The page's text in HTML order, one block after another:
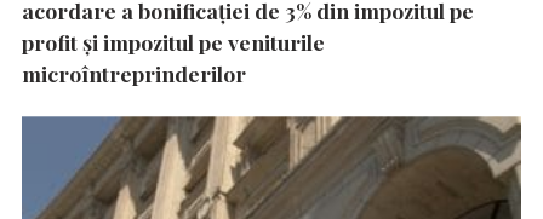
acordare a bonificației de 3% din impozitul pe
profit și impozitul pe veniturile
microîntreprinderilor